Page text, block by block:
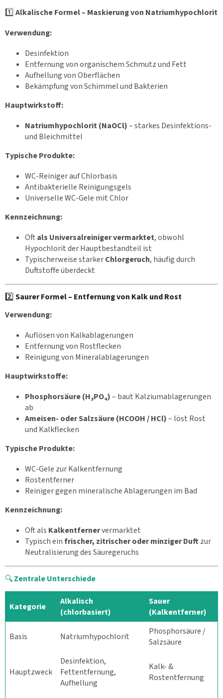
1️⃣ Alkalische Formel – Maskierung von Natriumhypochlorit
Verwendung:
Desinfektion
Entfernung von organischem Schmutz und Fett
Aufhellung von Oberflächen
Bekämpfung von Schimmel und Bakterien
Hauptwirkstoff:
Natriumhypochlorit (NaOCl)– starkes Desinfektions-
und Bleichmittel
Typische Produkte:
WC-Reiniger auf Chlorbasis
Antibakterielle Reinigungsgels
Universelle WC-Gele mit Chlor
Kennzeichnung:
Oftals Universalreiniger vermarktet, obwohl
Hypochlorit der Hauptbestandteil ist
Typischerweise starkerChlorgeruch, häufig durch
Duftstoffe überdeckt
2️⃣Saurer Formel – Entfernung von Kalk und Rost
Verwendung:
Auflösen von Kalkablagerungen
Entfernung von Rostflecken
Reinigung von Mineralablagerungen
Hauptwirkstoffe:
Phosphorsäure (H₃PO₄)– baut Kalziumablagerungen
ab
Ameisen- oder Salzsäure (HCOOH / HCl)– löst Rost
und Kalkflecken
Typische Produkte:
WC-Gele zur Kalkentfernung
Rostentferner
Reiniger gegen mineralische Ablagerungen im Bad
Kennzeichnung:
Oft als Kalkentfernervermarktet
Typisch einfrischer, zitrischer oder minziger Duftzur
Neutralisierung des Säuregeruchs
🔍Zentrale Unterschiede
Kategorie
Alkalisch
(chlorbasiert)
Sauer
(Kalkentferner)
Basis Natriumhypochlorit
Phosphorsäure /
Salzsäure
Hauptzweck
Desinfektion,
Fettentfernung,
Aufhellung
Kalk- &
Rostentfernung